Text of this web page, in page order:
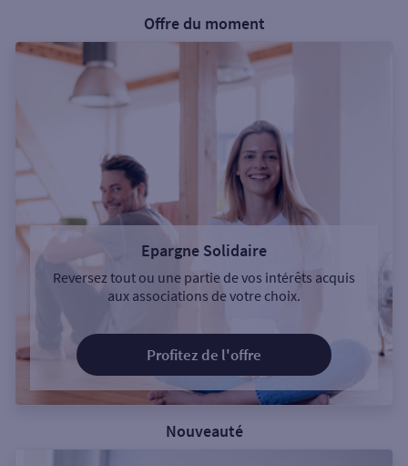
Offre du moment
Epargne Solidaire
Reversez tout ou une partie de vos intérêts acquis
aux associations de votre choix.
Profitez de l'offre
Nouveauté